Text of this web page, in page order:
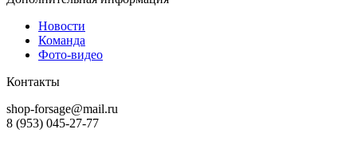
Новости
Команда
Фото-видео
Контакты
shop-forsage@mail.ru
8 (953) 045-27-77